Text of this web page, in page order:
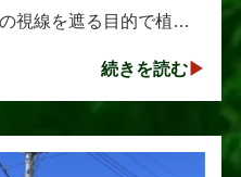
視線を遮る目的で植え
続きを読む